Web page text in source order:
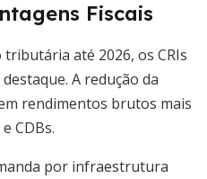
Fiscais
até 2026, os CRIs
A redução da
rendimentos brutos mais
CDBs.
por infraestrutura